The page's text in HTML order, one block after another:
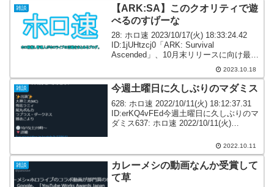
雑談
【ARK:SA】このクオリティで遊
べるのすげーな
28: ホロ速 2023/10/17(火) 18:33:24.42
ID:1jUHtzcj0「ARK: Survival
Ascended」、10月末リリースに向け最終
2023.10.18
雑談 今週土曜日に久しぶりのマダミス
628: ホロ速 2022/10/11(火) 18:12:37.31
ID:erKQ4vFEd今週土曜日に久しぶりのマ
ダミス637: ホロ速 2022/10/11(火)
2022.10.11
雑談
カレーメシの動画なんか受賞して
て草